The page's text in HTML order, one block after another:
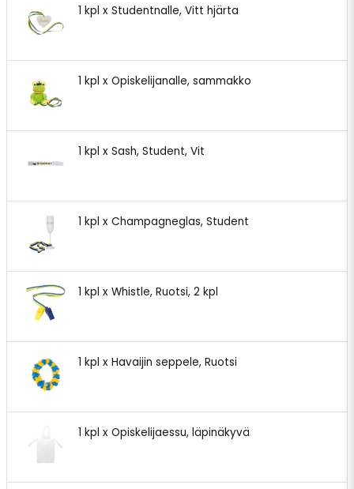
1 kpl x Studentnalle, Vitt hjärta
1 kpl x Opiskelijanalle, sammakko
1 kpl x Sash, Student, Vit
1 kpl x Champagneglas, Student
1 kpl x Whistle, Ruotsi, 2 kpl
1 kpl x Havaijin seppele, Ruotsi
1 kpl x Opiskelijaessu, läpinäkyvä